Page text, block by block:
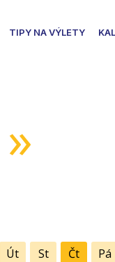
TIPY NA VÝLETY
»
Út
St
Čt
Pá